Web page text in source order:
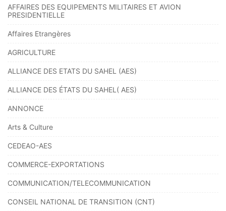
AFFAIRES DES EQUIPEMENTS MILITAIRES ET AVION
PRESIDENTIELLE
Affaires Etrangères
AGRICULTURE
ALLIANCE DES ETATS DU SAHEL (AES)
ALLIANCE DES ÉTATS DU SAHEL( AES)
ANNONCE
Arts & Culture
CEDEAO-AES
COMMERCE-EXPORTATIONS
COMMUNICATION/TELECOMMUNICATION
CONSEIL NATIONAL DE TRANSITION (CNT)